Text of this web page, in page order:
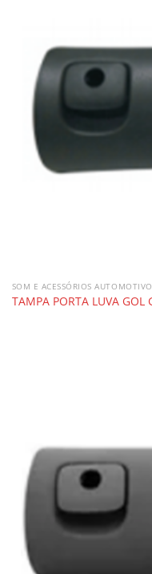
SOM E ACESSÓRIOS
TAMPA PORTA LUVA GOL